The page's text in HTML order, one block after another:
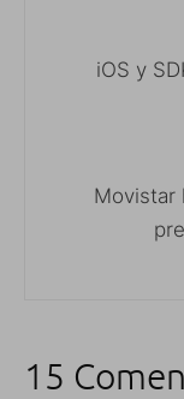
iOS y
Movistar
15